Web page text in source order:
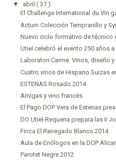
▼ abril ( 37 )
El Challenge International du Vin
Actum Colección Tempranillo y
Nuevo ciclo formativo de técnico
Utiel celebró el evento 250 años a
Laboratori Carme. Vinos, diseño
Cuatro vinos de Hispano Suizas en
ESTENAS Rosado 2014
Amigas y vino francés
El Pago DOP Vera de Estenas
DO Utiel-Requena prepara las II
Finca El Renegado Blanco 2014
Aula de Enólogos en la DOP
Parotet Negre 2012